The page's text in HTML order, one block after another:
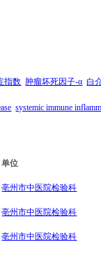
指数 肿瘤坏死因子-α 白
systemic immune
单位
亳州市中医院检验科
亳州市中医院检验科
亳州市中医院检验科